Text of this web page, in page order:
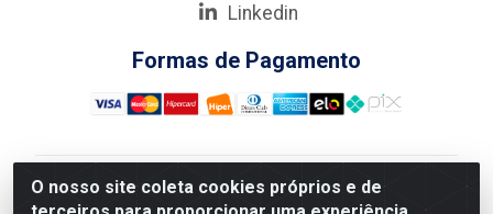
O nosso site coleta cookies próprios e de
Linkedin
Formas de Pagamento
Nova Boni Distribuidora de Material de Construção LTDA